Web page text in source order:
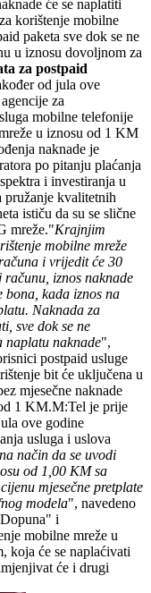
će se naplatiti
korištenje mobilne
paketa sve dok se ne
u iznosu dovoljnom za
za postpaid
od jula ove
za
mobilne telefonije
u iznosu od 1 KM
naknade je
po pitanju plaćanja
i investiranja u
pružanje kvalitetnih
ističu da su se slične
mreže."Krajnjim
mobilne mreže
i vrijedit će 30
iznos naknade
bona, kada iznos na
Naknada za
sve dok se ne
naplatu naknade",
postpaid usluge
bit će uključena u
mjesečne naknade
1 KM.M:Tel je prije
ove godine
usluga i uslova
način da se uvodi
od 1,00 KM sa
mjesečne pretplate
modela", navedeno
i
mobilne mreže u
koja će se naplaćivati
će i drugi